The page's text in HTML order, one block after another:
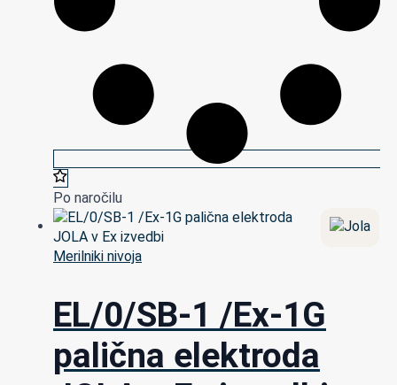
Po naročilu
Merilniki nivoja
EL/0/SB-1 /Ex-1G
palična elektroda